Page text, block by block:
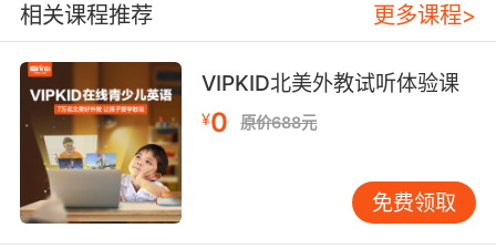
加容易。并且对于自己学过的单词记忆也是比较
深刻的，也能激发孩子们的想象力和创造力，情
景教学是一种比较有效的教学方法。
小学生的教育方法第二点：演示教学
演示可以让学生们获得比较丰富、比较感性的材
相关课程推荐 更多课程>
VIPKID北美外教试听体验课
¥0 原价688元
免费领取